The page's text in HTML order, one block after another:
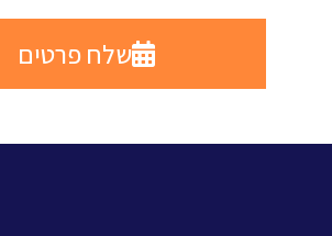
שלח פרטים